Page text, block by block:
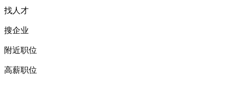
找人才
搜企业
附近职位
高薪职位